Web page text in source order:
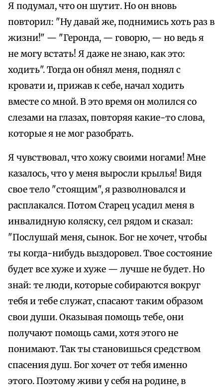
Я подумал, что он шутит. Но он вновь
повторил: "Ну давай же, поднимись хоть раз в
жизни!" — "Геронда, — говорю, — но ведь я
не могу встать! Я даже не знаю, как это:
ходить". Тогда он обнял меня, поднял с
кровати и, прижав к себе, начал ходить
вместе со мной. В это время он молился со
слезами на глазах, повторяя какие-то слова,
которые я не мог разобрать.
Я чувствовал, что хожу своими ногами! Мне
казалось, что у меня выросли крылья! Видя
свое тело "стоящим", я разволновался и
расплакался. Потом Старец усадил меня в
инвалидную коляску, сел рядом и сказал:
"Послушай меня, сынок. Бог не хочет, чтобы
ты когда-нибудь выздоровел. Твое состояние
будет все хуже и хуже — лучше не будет. Но
знай: те люди, которые собираются вокруг
тебя и тебе служат, спасают таким образом
свои души. Оказывая помощь тебе, они
получают помощь сами, хотя этого не
понимают. Так ты становишься средством
спасения душ. Бог хочет от тебя именно
этого. Поэтому живи у себя на родине, в